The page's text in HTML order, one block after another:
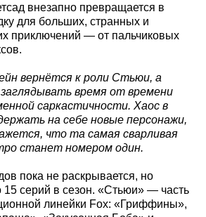
внезапно превращается в
для больших, странных и
приключений — от пальчиковых
вернётся к роли Стьюи, а
время от времени
саркастичности. Хаос в
на себе новые персонажи,
что та самая сварливая
станет номером один.
пока не раскрывается, но
серий в сезон. «Стьюи» — часть
линейки Fox: «Гриффины»,